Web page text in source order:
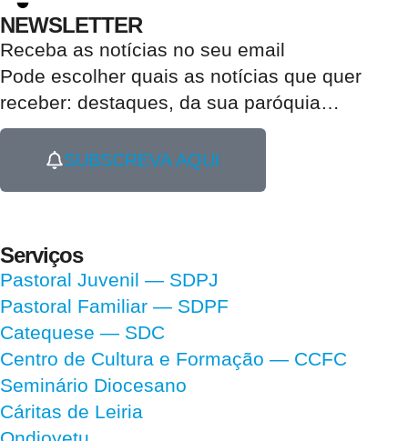
NEWSLETTER
Receba as notícias no seu email​
Pode escolher quais as notícias que quer
receber: destaques, da sua paróquia…
SUBSCREVA AQUI
Serviços
Pastoral Juvenil — SDPJ
Pastoral Familiar — SDPF
Catequese — SDC
Centro de Cultura e Formação — CCFC
Seminário Diocesano
Cáritas de Leiria